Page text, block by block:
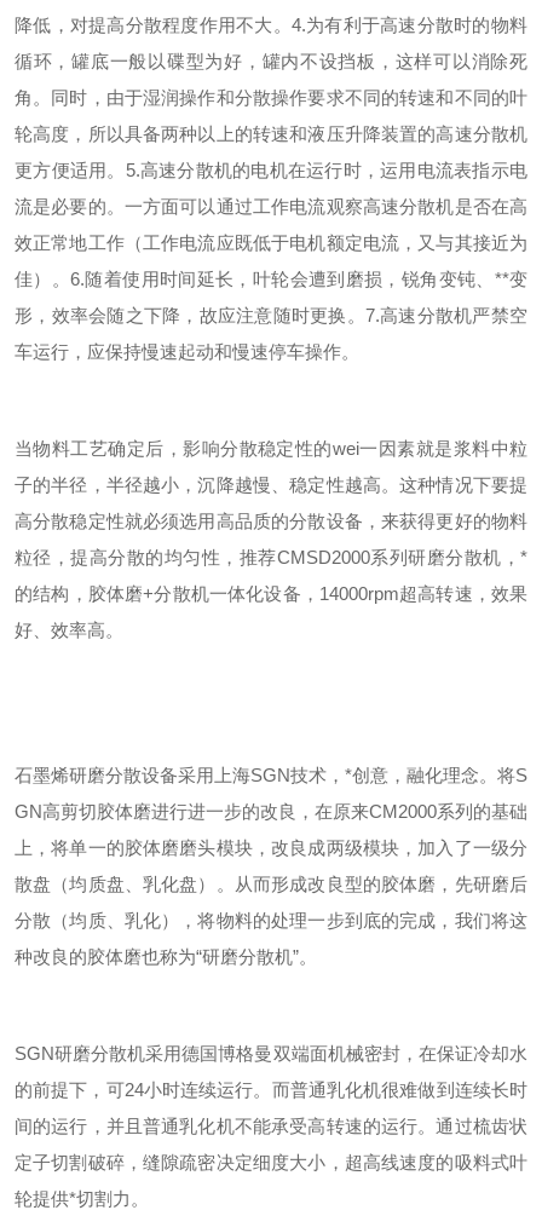
降低，对提高分散程度作用不大。 4.为有利于高速分散时的物料
循环，罐底一般以碟型为好，罐内不设挡板，这样可以消除死
角。同时，由于湿润操作和分散操作要求不同的转速和不同的叶
轮高度，所以具备两种以上的转速和液压升降装置的高速分散机
更方便适用。 5.高速分散机的电机在运行时，运用电流表指示电
流是必要的。一方面可以通过工作电流观察高速分散机是否在高
效正常地工作（工作电流应既低于电机额定电流，又与其接近为
佳）。6.随着使用时间延长，叶轮会遭到磨损，锐角变钝、 **变
形，效率会随之下降，故应注意随时更换。 7.高速分散机严禁空
车运行，应保持慢速起动和慢速停车操作。
当物料工艺确定后，影响分散稳定性的wei一因素就是浆料中粒
子的半径，半径越小，沉降越慢、稳定性越高。这种情况下要提
高分散稳定性就必须选用高品质的分散设备，来获得更好的物料
粒径，提高分散的均匀性，推荐CMSD2000系列研磨分散机，*
的结构，胶体磨+分散机一体化设备， 14000rpm超高转速，效果
好、效率高。
石墨烯研磨分散设备采用上海SGN技术，*创意，融化理念。将S
GN高剪切胶体磨进行进一步的改良，在原来CM2000系列的基础
上，将单一的胶体磨磨头模块，改良成两级模块，加入了一级分
散盘（均质盘、乳化盘）。从而形成改良型的胶体磨，先研磨后
分散（均质、乳化），将物料的处理一步到底的完成，我们将这
种改良的胶体磨也称为“研磨分散机”。
SGN研磨分散机采用德国博格曼双端面机械密封，在保证冷却水
的前提下，可24小时连续运行。而普通乳化机很难做到连续长时
间的运行，并且普通乳化机不能承受高转速的运行。通过梳齿状
定子切割破碎，缝隙疏密决定细度大小，超高线速度的吸料式叶
轮提供*切割力。